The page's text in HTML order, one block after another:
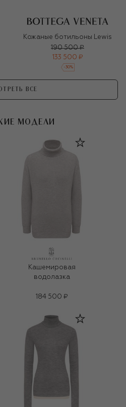
Кожаные ботильоны Lewis
190 500 ₽
133 500 ₽
-30%
ВСЕ
МОДЕЛИ
Кашемировая
водолазка
184 500 ₽